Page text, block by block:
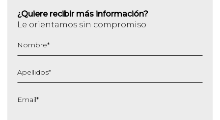
¿Quiere recibir más información?
Le orientamos sin compromiso
Nombre*
Apellidos*
Email*